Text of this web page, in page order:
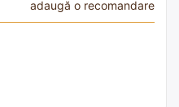
adaugă o recomandare